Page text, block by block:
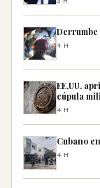
Derrumbe
4H
EE.UU.
cúpula
4H
Cubano
4H